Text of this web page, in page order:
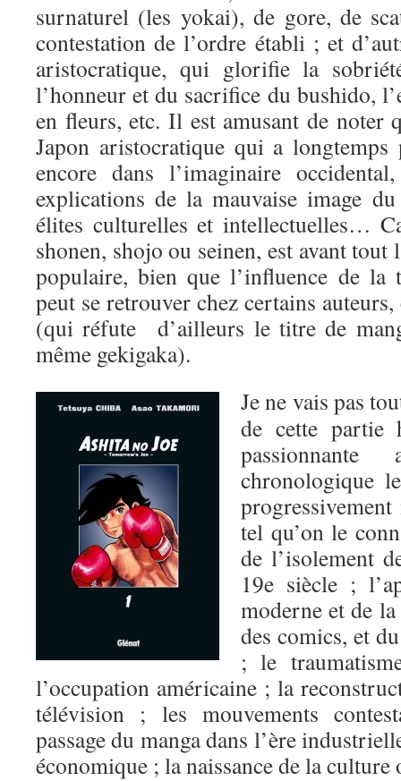
surnaturel (les yokai), de gore, de
contestation de l’ordre établi ; et
aristocratique, qui glorifie la
l’honneur et du sacrifice du bushido,
en fleurs, etc. Il est amusant de noter
Japon aristocratique qui a
encore dans l’imaginaire
explications de la mauvaise image
élites culturelles et intellectuelles…
shonen, shojo ou seinen, est avant
populaire, bien que l’influence de la
peut se retrouver chez certains
(qui réfute d’ailleurs le titre de
même gekigaka).
Je ne vais pas
de cette partie
chronologique
tel qu’on le
de l’isolement
19e siècle ;
moderne et de
des comics, et
; le
l’occupation américaine ; la
télévision ; les mouvements
passage du manga dans l’ère
économique ; la naissance de la